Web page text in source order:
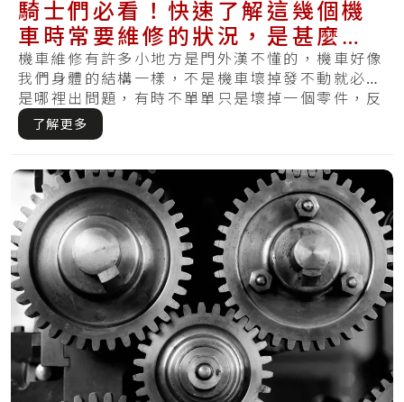
騎士們必看！快速了解這幾個機
車時常要維修的狀況，是甚麼引
發的？
機車維修有許多小地方是門外漢不懂的，機車好像
我們身體的結構一樣，不是機車壞掉發不動就必定
是哪裡出問題，有時不單單只是壞掉一個零件，反
而需.....
了解更多